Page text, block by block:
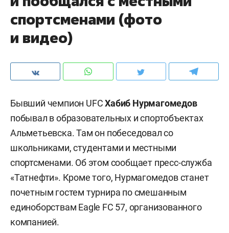
спортсменами (фото
и видео)
Бывший чемпион UFCХабиб Нурмагомедов
побывал в образовательных и спортобъектах
Альметьевска. Там он побеседовал со
школьниками, студентами и местными
спортсменами. Об этом сообщает пресс-служба
«Татнефти». Кроме того, Нурмагомедов станет
почетным гостем турнира по смешанным
единоборствам Eagle FC 57, организованного
компанией.